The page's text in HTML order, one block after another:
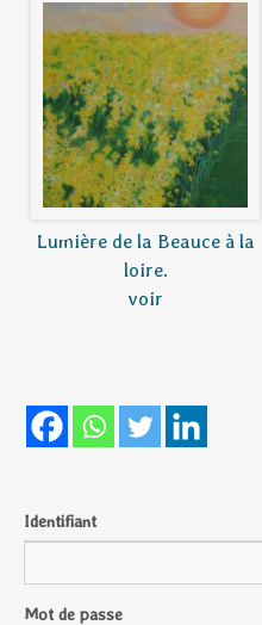
Lumière de la Beauce à la
loire.
voir
Identifiant
Mot de passe